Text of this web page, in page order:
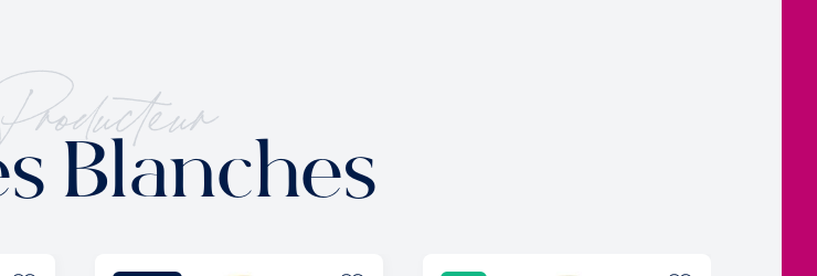
Blanches